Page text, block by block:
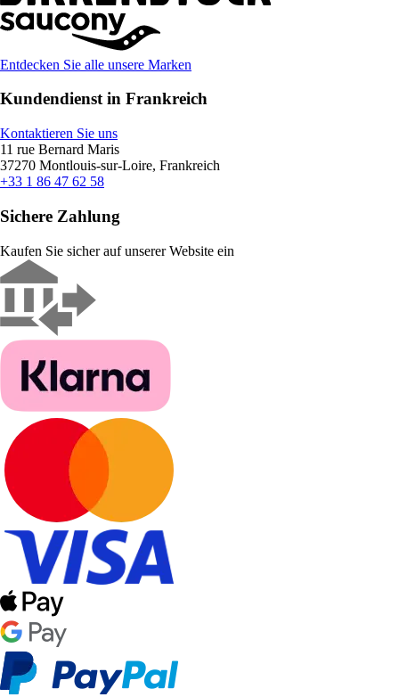
Entdecken Sie alle unsere Marken
Kundendienst in Frankreich
Kontaktieren Sie uns
11 rue Bernard Maris
37270 Montlouis-sur-Loire, Frankreich
+33 1 86 47 62 58
Sichere Zahlung
Kaufen Sie sicher auf unserer Website ein